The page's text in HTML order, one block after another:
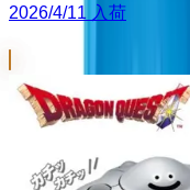
2026/4/11 入荷